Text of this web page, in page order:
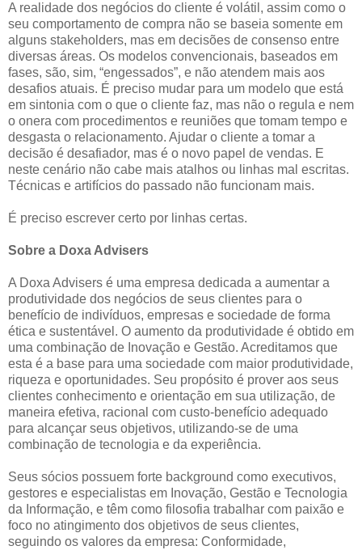
A realidade dos negócios do cliente é volátil, assim como o
seu comportamento de compra não se baseia somente em
alguns stakeholders, mas em decisões de consenso entre
diversas áreas. Os modelos convencionais, baseados em
fases, são, sim, “engessados”, e não atendem mais aos
desafios atuais. É preciso mudar para um modelo que está
em sintonia com o que o cliente faz, mas não o regula e nem
o onera com procedimentos e reuniões que tomam tempo e
desgasta o relacionamento. Ajudar o cliente a tomar a
decisão é desafiador, mas é o novo papel de vendas. E
neste cenário não cabe mais atalhos ou linhas mal escritas.
Técnicas e artifícios do passado não funcionam mais.
É preciso escrever certo por linhas certas.
Sobre a Doxa Advisers
A Doxa Advisers é uma empresa dedicada a aumentar a
produtividade dos negócios de seus clientes para o
benefício de indivíduos, empresas e sociedade de forma
ética e sustentável. O aumento da produtividade é obtido em
uma combinação de Inovação e Gestão. Acreditamos que
esta é a base para uma sociedade com maior produtividade,
riqueza e oportunidades. Seu propósito é prover aos seus
clientes conhecimento e orientação em sua utilização, de
maneira efetiva, racional com custo-benefício adequado
para alcançar seus objetivos, utilizando-se de uma
combinação de tecnologia e da experiência.
Seus sócios possuem forte background como executivos,
gestores e especialistas em Inovação, Gestão e Tecnologia
da Informação, e têm como filosofia trabalhar com paixão e
foco no atingimento dos objetivos de seus clientes,
seguindo os valores da empresa: Conformidade,